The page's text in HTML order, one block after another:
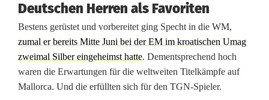
c
h
t
h
Deutschen Herren als Favoriten
Bestens gerüstet und vorbereitet ging Specht in die WM,
zumal er bereits Mitte Juni bei der EM im kroatischen Umag
zweimal Silber eingeheimst hatte. Dementsprechend hoch
waren die Erwartungen für die weltweiten Titelkämpfe auf
Mallorca. Und die erfüllten sich für den TGN-Spieler.